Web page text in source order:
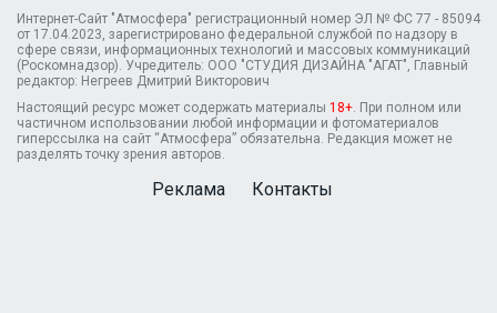
Интернет-Сайт "Атмосфера" регистрационный номер ЭЛ № ФС 77 - 85094
от 17.04.2023, зарегистрировано федеральной службой по надзору в
сфере связи, информационных технологий и массовых коммуникаций
(Роскомнадзор). Учредитель: ООО "СТУДИЯ ДИЗАЙНА "АГАТ", Главный
редактор: Негреев Дмитрий Викторович
Настоящий ресурс может содержать материалы 18+. При полном или
частичном использовании любой информации и фотоматериалов
гиперссылка на сайт “Атмосфера” обязательна. Редакция может не
разделять точку зрения авторов.
Реклама Контакты